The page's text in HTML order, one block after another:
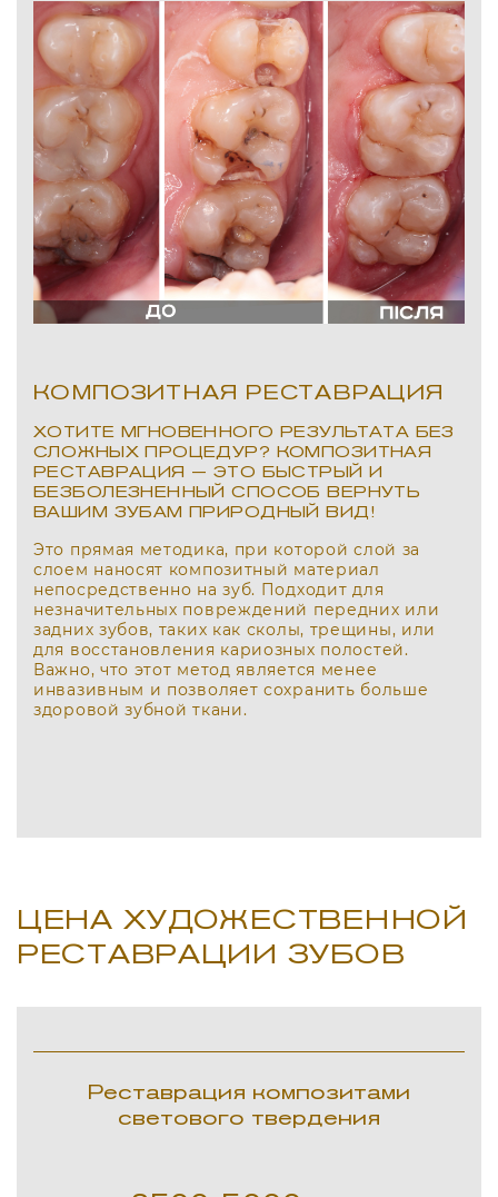
КОМПОЗИТНАЯ РЕСТАВРАЦИЯ
ХОТИТЕ МГНОВЕННОГО РЕЗУЛЬТАТА БЕЗ
СЛОЖНЫХ ПРОЦЕДУР? КОМПОЗИТНАЯ
РЕСТАВРАЦИЯ — ЭТО БЫСТРЫЙ И
БЕЗБОЛЕЗНЕННЫЙ СПОСОБ ВЕРНУТЬ
ВАШИМ ЗУБАМ ПРИРОДНЫЙ ВИД!
Это прямая методика, при которой слой за
слоем наносят композитный материал
непосредственно на зуб. Подходит для
незначительных повреждений передних или
задних зубов, таких как сколы, трещины, или
для восстановления кариозных полостей.
Важно, что этот метод является менее
инвазивным и позволяет сохранить больше
здоровой зубной ткани.
ЦЕНА ХУДОЖЕСТВЕННОЙ
РЕСТАВРАЦИИ ЗУБОВ
Реставрация композитами
светового твердения